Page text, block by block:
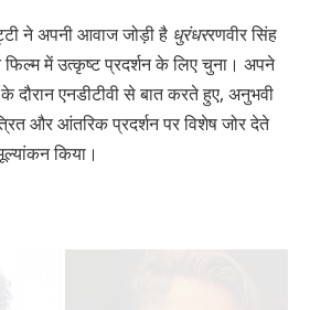
ने अपनी आवाज जोड़ी है धुरंधररणवीर सिंह
फिल्म में उत्कृष्ट प्रदर्शन के लिए चुना। अपने
दौरान एनडीटीवी से बात करते हुए, अनुभवी
और आंतरिक प्रदर्शन पर विशेष जोर देते
किया।